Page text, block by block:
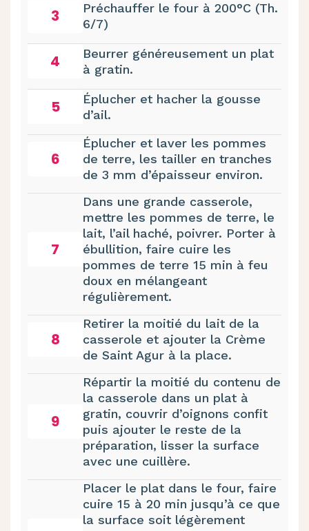
3
Préchauffer le four à 200°C (Th.
6/7)
4
Beurrer généreusement un plat
à gratin.
5
Éplucher et hacher la gousse
d’ail.
6
Éplucher et laver les pommes
de terre, les tailler en tranches
de 3 mm d’épaisseur environ.
7
Dans une grande casserole,
mettre les pommes de terre, le
lait, l’ail haché, poivrer. Porter à
ébullition, faire cuire les
pommes de terre 15 min à feu
doux en mélangeant
régulièrement.
8
Retirer la moitié du lait de la
casserole et ajouter la Crème
de Saint Agur à la place.
9
Répartir la moitié du contenu de
la casserole dans un plat à
gratin, couvrir d’oignons confit
puis ajouter le reste de la
préparation, lisser la surface
avec une cuillère.
Placer le plat dans le four, faire
cuire 15 à 20 min jusqu’à ce que
la surface soit légèrement